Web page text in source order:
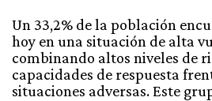
Un 33,2% de la población
hoy en una situación de alta
combinando altos niveles de
capacidades de respuesta
situaciones adversas. Este